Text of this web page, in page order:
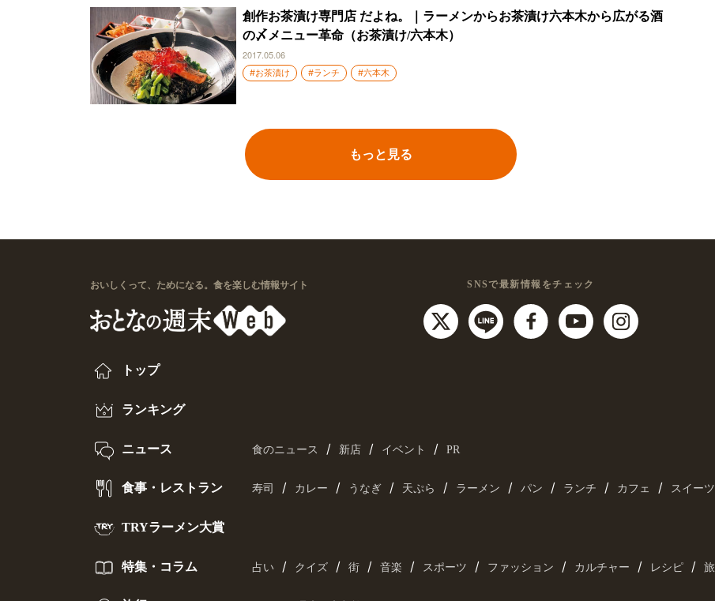
創作お茶漬け専門店 だよね。｜ラーメンからお茶漬け六本木から広がる酒
の〆メニュー革命（お茶漬け/六本木）
2017.05.06
#お茶漬け #ランチ #六本木
もっと見る
おいしくって、ためになる。食を楽しむ情報サイト
トップ
SNSで最新情報をチェック
ランキング
ニュース 食のニュース / 新店 / イベント / PR
食事・レストラン 寿司 / カレー / うなぎ / 天ぷら / ラーメン / パン / ランチ / カフェ / スイーツ
TRYラーメン大賞
特集・コラム 占い / クイズ / 街 / 音楽 / スポーツ / ファッション / カルチャー / レシピ / 旅